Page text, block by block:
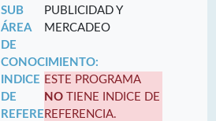
SUB
ÁREA
DE
CONOCIMIENTO:
PUBLICIDAD Y
MERCADEO
INDICE
DE
REFERENCIA:
ESTE PROGRAMA
NO TIENE INDICE DE
REFERENCIA.